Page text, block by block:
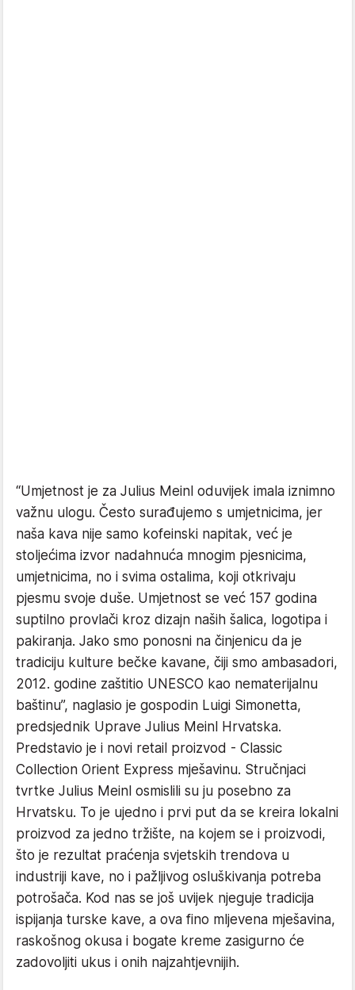
“Umjetnost je za Julius Meinl oduvijek imala iznimno
važnu ulogu. Često surađujemo s umjetnicima, jer
naša kava nije samo kofeinski napitak, već je
stoljećima izvor nadahnuća mnogim pjesnicima,
umjetnicima, no i svima ostalima, koji otkrivaju
pjesmu svoje duše. Umjetnost se već 157 godina
suptilno provlači kroz dizajn naših šalica, logotipa i
pakiranja. Jako smo ponosni na činjenicu da je
tradiciju kulture bečke kavane, čiji smo ambasadori,
2012. godine zaštitio UNESCO kao nematerijalnu
baštinu”, naglasio je gospodin Luigi Simonetta,
predsjednik Uprave Julius Meinl Hrvatska.
Predstavio je i novi retail proizvod - Classic
Collection Orient Express mješavinu. Stručnjaci
tvrtke Julius Meinl osmislili su ju posebno za
Hrvatsku. To je ujedno i prvi put da se kreira lokalni
proizvod za jedno tržište, na kojem se i proizvodi,
što je rezultat praćenja svjetskih trendova u
industriji kave, no i pažljivog osluškivanja potreba
potrošača. Kod nas se još uvijek njeguje tradicija
ispijanja turske kave, a ova fino mljevena mješavina,
raskošnog okusa i bogate kreme zasigurno će
zadovoljiti ukus i onih najzahtjevnijih.